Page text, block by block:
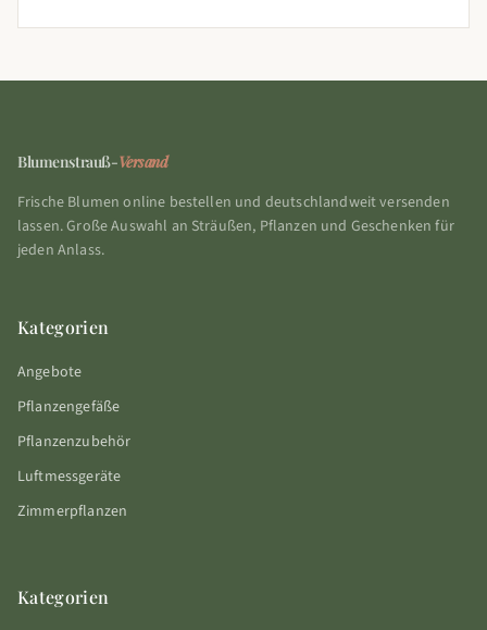
Blumenstrauß-Versand
Frische Blumen online bestellen und deutschlandweit versenden
lassen. Große Auswahl an Sträußen, Pflanzen und Geschenken für
jeden Anlass.
Kategorien
Angebote
Pflanzengefäße
Pflanzenzubehör
Luftmessgeräte
Zimmerpflanzen
Kategorien